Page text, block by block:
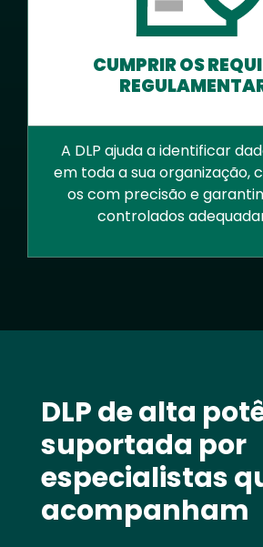
CUMPRIR OS
A DLP ajuda a identificar
em toda a sua organização,
os com precisão e
controlados
DLP de alta
suportada por
especialistas
acompanham